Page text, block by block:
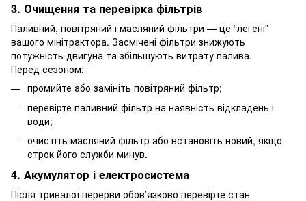
3. Очищення та перевірка фільтрів
Паливний, повітряний і масляний фільтри — це “легені”
вашого мінітрактора. Засмічені фільтри знижують
потужність двигуна та збільшують витрату палива.
Перед сезоном:
промийте або замініть повітряний фільтр;
перевірте паливний фільтр на наявність відкладень і
води;
очистіть масляний фільтр або встановіть новий, якщо
строк його служби минув.
4. Акумулятор і електросистема
Після тривалої перерви обов’язково перевірте стан